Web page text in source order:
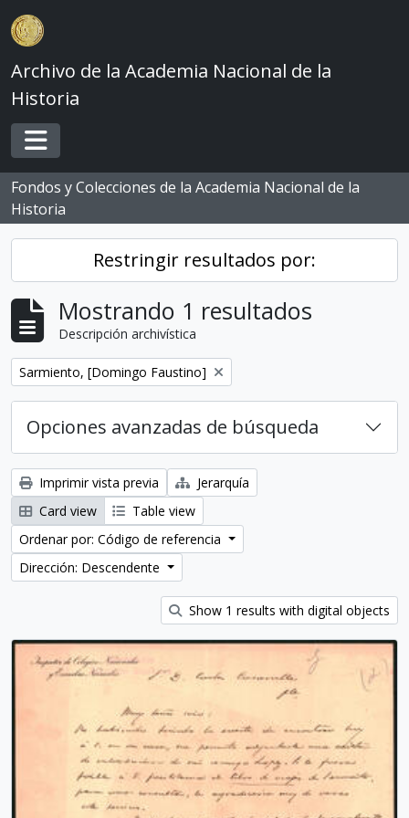
Skip to main content
Archivo de la Academia Nacional de la
Historia
Toggle navigation
Fondos y Colecciones de la Academia Nacional de la
Historia
Restringir resultados por:
Mostrando 1 resultados
Descripción archivística
Remove filter:
Sarmiento, [Domingo Faustino]
Opciones avanzadas de búsqueda
Imprimir vista previa
Jerarquía
Card view
Table view
Ordenar por: Código de referencia
Dirección: Descendente
Show 1 results with digital objects